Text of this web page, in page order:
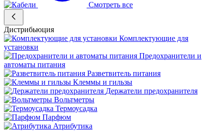
Смотреть все
Дистрибьюция
Комплектующие для
установки
Предохранители и
автоматы питания
Разветвитель питания
Клеммы и гильзы
Держатели предохранителя
Вольтметры
Термоусадка
Парфюм
Атрибутика